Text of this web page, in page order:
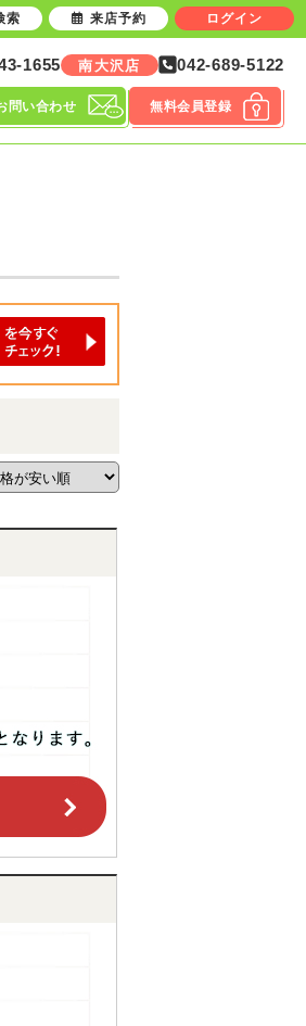
1655 南大沢店 042-689-5122
問い合わせ 無料会員登録
索 来店予約 ログイン